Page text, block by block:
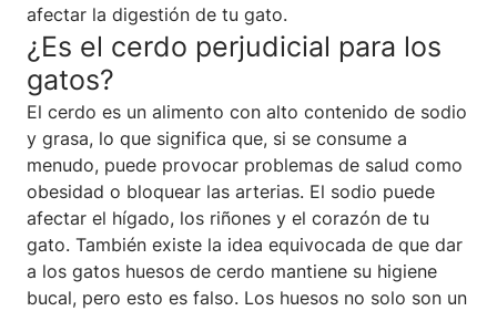
afectar la digestión de tu gato.
¿Es el cerdo perjudicial para los
gatos?
El cerdo es un alimento con alto contenido de sodio
y grasa, lo que significa que, si se consume a
menudo, puede provocar problemas de salud como
obesidad o bloquear las arterias. El sodio puede
afectar el hígado, los riñones y el corazón de tu
gato. También existe la idea equivocada de que dar
a los gatos huesos de cerdo mantiene su higiene
bucal, pero esto es falso. Los huesos no solo son un